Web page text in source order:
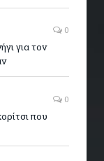
0
για τον
0
που